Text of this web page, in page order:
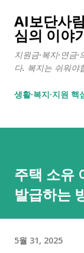
AI보단사
심의 이야
지원금·복지·연금
다. 복지는 쉬워야
생활∙복지∙지원 핵
주택 소유
발급하는
5월 31, 2025